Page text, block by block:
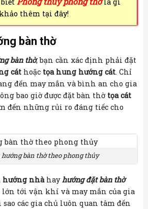
thêm tại đây!
bàn thờ
bàn thờ, bạn cần xác định phải đặt
cát hoặc tọa hung hướng cát. Chỉ
đến may mắn và bình an cho gia
bao giờ được đặt bàn thờ tọa cát
đến những rủi ro đáng tiếc cho
hướng bàn thờ theo phong thủy
hướng nhàhayhướng đặt bàn thờ
lớn tới vận khí và may mắn của gia
các gia chủ luôn quan tâm đến